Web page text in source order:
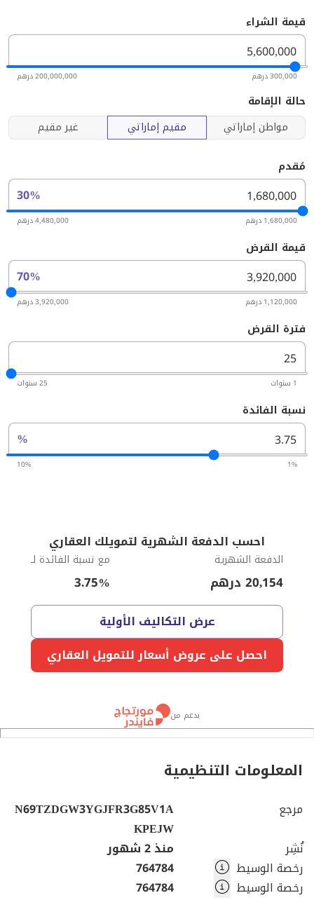
قيمة الشراء
300,000 درهم 200,000,000 درهم
حالة الإقامة
مواطن إماراتي
مقيم إماراتي غير مقيم
مُقدم
30%
1,680,000 درهم 4,480,000 درهم
قيمة القرض
70%
1,120,000 درهم 3,920,000 درهم
فترة القرض
1 سنوات 25 سنوات
نسبة الفائدة
%
1%
10%
احسب الدفعة الشهرية لتمويلك العقاري
الدفعة الشهرية
20,154 درهم
مع نسبة الفائدة لـ
3.75%
عرض التكاليف الأولية
احصل على عروض أسعار للتمويل العقاري
بدعم من
المعلومات التنظيمية
مرجع
N69TZDGW3YGJFR3G85V1A
KPEJW
نُشِر
منذ 2 شهور
رخصة الوسيط
764784
رخصة الوسيط
764784